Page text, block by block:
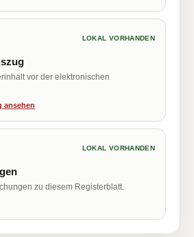
LOKAL VORHANDEN
vor der elektronischen
ansehen
LOKAL VORHANDEN
zu diesem Registerblatt.